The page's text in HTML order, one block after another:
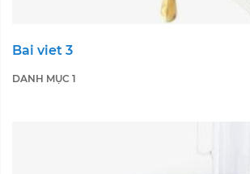
Bai viet 3
DANH MỤC 1